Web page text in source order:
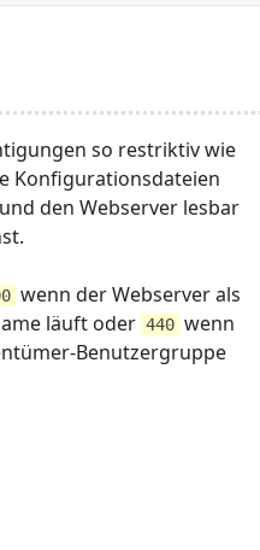
so restriktiv wie
Konfigurationsdateien
den Webserver lesbar
wenn der Webserver als
läuft oder 440 wenn
Benutzergruppe